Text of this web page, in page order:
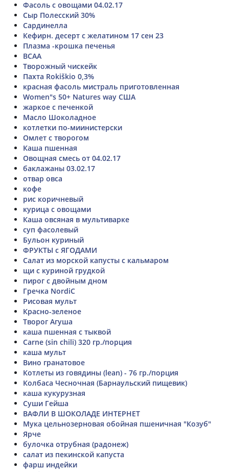
Фасоль с овощами 04.02.17
Сыр Полесский 30%
Сардинелла
Кефирн. десерт с желатином 17 сен 23
Плазма -крошка печенья
BCAA
Творожный чискейк
Пахта Rokiškio 0,3%
красная фасоль мистраль приготовленная
Women"s 50+ Natures way США
жаркое с печенкой
Масло Шоколадное
котлетки по-миинистерски
Омлет с творогом
Каша пшенная
Овощная смесь от 04.02.17
баклажаны 03.02.17
отвар овса
кофе
рис коричневый
курица с овощами
Каша овсяная в мультиварке
суп фасолевый
Бульон куриный
ФРУКТЫ с ЯГОДАМИ
Салат из морской капусты с кальмаром
щи с куриной грудкой
пирог с двойным дном
Гречка NordiC
Рисовая мульт
Красно-зеленое
Творог Агуша
каша пшенная с тыквой
Carne (sin chili) 320 гр./порция
каша мульт
Вино гранатовое
Котлеты из говядины (lean) - 76 гр./порция
Колбаса Чесночная (Барнаульский пищевик)
каша кукурузная
Суши Гейша
ВАФЛИ В ШОКОЛАДЕ ИНТЕРНЕТ
Мука цельнозерновая обойная пшеничная "Козуб"
Ярче
булочка отрубная (радонеж)
салат из пекинской капуста
фарш индейки